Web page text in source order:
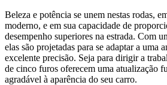
Beleza e potência se unem nestas rodas,
moderno, e em sua capacidade de
desempenho superiores na estrada. Com
elas são projetadas para se adaptar a uma
excelente precisão. Seja para dirigir a
de cinco furos oferecem uma atualização
agradável à aparência do seu carro.